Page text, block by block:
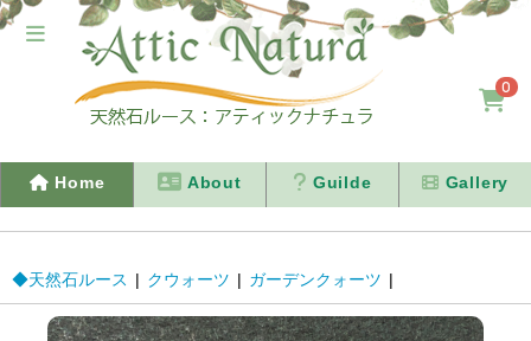
0
Home About Guilde Gallery
◆天然石ルース | クウォーツ | ガーデンクォーツ |